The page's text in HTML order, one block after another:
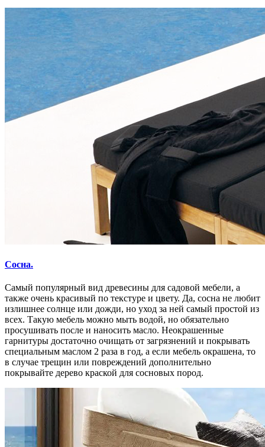
Сосна.
Самый популярный вид древесины для садовой мебели, а
также очень красивый по текстуре и цвету. Да, сосна не любит
излишнее солнце или дожди, но уход за ней самый простой из
всех. Такую мебель можно мыть водой, но обязательно
просушивать после и наносить масло. Неокрашенные
гарнитуры достаточно очищать от загрязнений и покрывать
специальным маслом 2 раза в год, а если мебель окрашена, то
в случае трещин или повреждений дополнительно
покрывайте дерево краской для сосновых пород.